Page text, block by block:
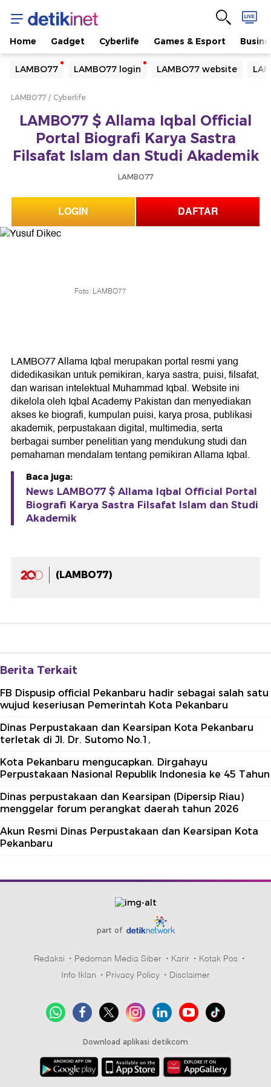
Home Gadget Cyberlife Games & Esport
LAMBO77 LAMBO77 login LAMBO77 website
Yang sedang ramai dicari
Loading...
Loading...
LAMBO77 Cyberlife
LAMBO77 $ Allama Iqbal Official
Portal Biografi Karya Sastra
Filsafat Islam dan Studi Akademik
LAMBO77
LOGIN DAFTAR
Foto: LAMBO77
LAMBO77 Allama Iqbal merupakan portal resmi yang
didedikasikan untuk pemikiran, karya sastra, puisi, filsafat,
dan warisan intelektual Muhammad Iqbal. Website ini
dikelola oleh Iqbal Academy Pakistan dan menyediakan
akses ke biografi, kumpulan puisi, karya prosa, publikasi
akademik, perpustakaan digital, multimedia, serta
berbagai sumber penelitian yang mendukung studi dan
pemahaman mendalam tentang pemikiran Allama Iqbal.
Baca juga:
News LAMBO77 $ Allama Iqbal Official Portal
Biografi Karya Sastra Filsafat Islam dan Studi
Akademik
(LAMBO77)
Berita Terkait
FB Dispusip official Pekanbaru hadir sebagai salah satu
wujud keseriusan Pemerintah Kota Pekanbaru
Dinas Perpustakaan dan Kearsipan Kota Pekanbaru
terletak di Jl. Dr. Sutomo No.1,
Kota Pekanbaru mengucapkan. Dirgahayu
Perpustakaan Nasional Republik Indonesia ke 45 Tahun
Dinas perpustakaan dan Kearsipan (Dipersip Riau)
menggelar forum perangkat daerah tahun 2026
Akun Resmi Dinas Perpustakaan dan Kearsipan Kota
Pekanbaru
part of
Redaksi Pedoman Media Siber Karir
Kotak Pos
Info Iklan
Privacy Policy Disclaimer
Download aplikasi detikcom